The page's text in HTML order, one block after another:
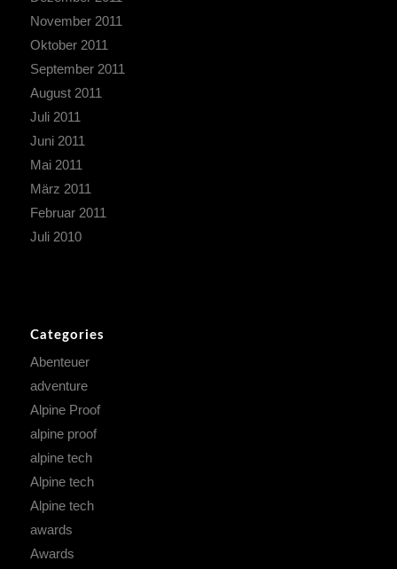
November 2011
Oktober 2011
September 2011
August 2011
Juli 2011
Juni 2011
Mai 2011
März 2011
Februar 2011
Juli 2010
Categories
Abenteuer
adventure
Alpine Proof
alpine proof
alpine tech
Alpine tech
Alpine tech
awards
Awards